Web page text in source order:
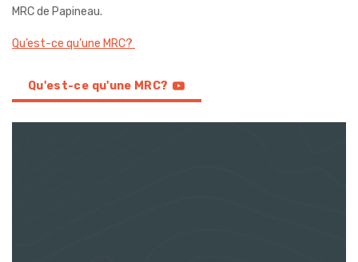
MRC de Papineau.
Qu’est-ce qu’une MRC?
Qu'est-ce qu'une MRC?